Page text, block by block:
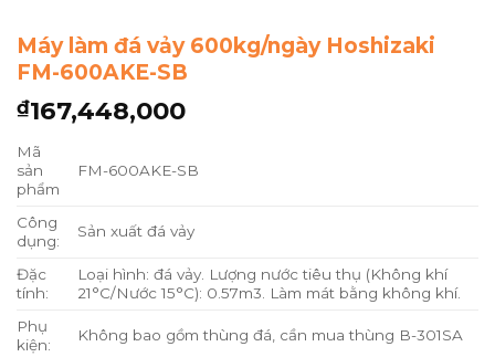
Máy làm đá vảy 600kg/ngày Hoshizaki
FM-600AKE-SB
₫167,448,000
Mã
sản
phẩm
FM-600AKE-SB
Công
dụng:
Sản xuất đá vảy
Đặc
tính:
Loại hình: đá vảy. Lượng nước tiêu thụ (Không khí
21°C/Nước 15°C): 0.57m3. Làm mát bằng không khí.
Phụ
kiện:
Không bao gồm thùng đá, cần mua thùng B-301SA